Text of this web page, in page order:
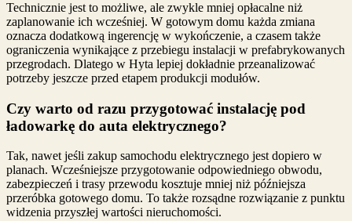
Technicznie jest to możliwe, ale zwykle mniej opłacalne niż
zaplanowanie ich wcześniej. W gotowym domu każda zmiana
oznacza dodatkową ingerencję w wykończenie, a czasem także
ograniczenia wynikające z przebiegu instalacji w prefabrykowanych
przegrodach. Dlatego w Hyta lepiej dokładnie przeanalizować
potrzeby jeszcze przed etapem produkcji modułów.
Czy warto od razu przygotować instalację pod
ładowarkę do auta elektrycznego?
Tak, nawet jeśli zakup samochodu elektrycznego jest dopiero w
planach. Wcześniejsze przygotowanie odpowiedniego obwodu,
zabezpieczeń i trasy przewodu kosztuje mniej niż późniejsza
przeróbka gotowego domu. To także rozsądne rozwiązanie z punktu
widzenia przyszłej wartości nieruchomości.